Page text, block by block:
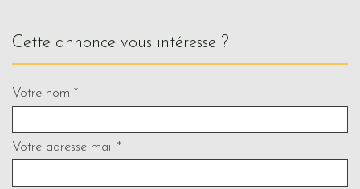
cette annonce vous intéresse ?
Votre nom *
Votre adresse mail *